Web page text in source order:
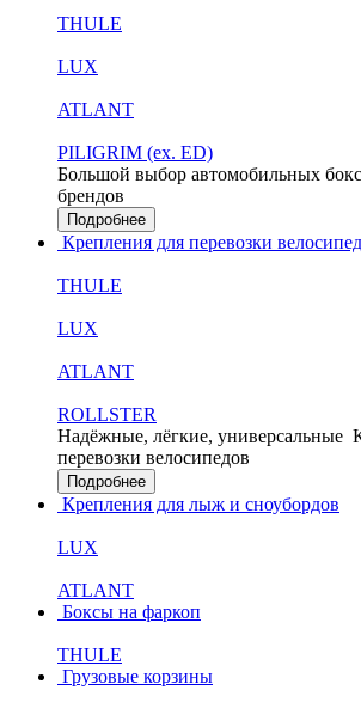
THULE
LUX
ATLANT
PILIGRIM (ex. ED)
Большой выбор автомобильных
брендов
Подробнее
Крепления для перевозки
THULE
LUX
ATLANT
ROLLSTER
Надёжные, лёгкие, универсальные
перевозки велосипедов
Подробнее
Крепления для лыж и сноубордов
LUX
ATLANT
Боксы на фаркоп
THULE
Грузовые корзины